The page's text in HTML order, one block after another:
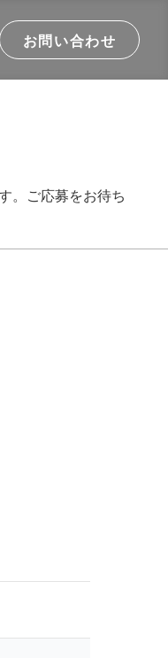
お問い合わせ
。ご応募をお待ち